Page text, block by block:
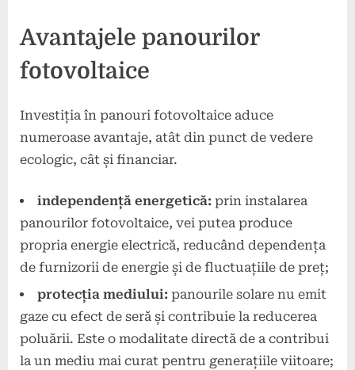
Avantajele panourilor
fotovoltaice
Investiția în panouri fotovoltaice aduce
numeroase avantaje, atât din punct de vedere
ecologic, cât și financiar.
independență energetică: prin instalarea
panourilor fotovoltaice, vei putea produce
propria energie electrică, reducând dependența
de furnizorii de energie și de fluctuațiile de preț;
protecția mediului: panourile solare nu emit
gaze cu efect de seră și contribuie la reducerea
poluării. Este o modalitate directă de a contribui
la un mediu mai curat pentru generațiile viitoare;